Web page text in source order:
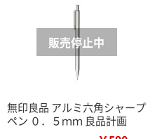
無印良品 アルミ六角シャープ
ペン ０．５ｍｍ 良品計画